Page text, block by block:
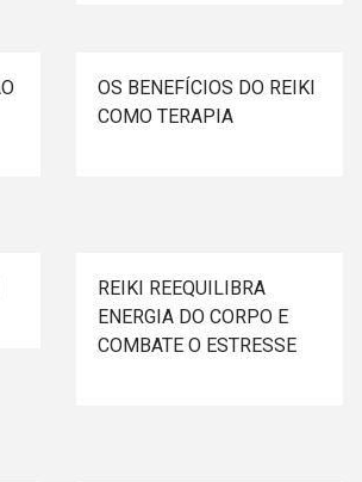
OS BENEFÍCIOS DO REIKI
COMO TERAPIA
REIKI REEQUILIBRA
ENERGIA DO CORPO E
COMBATE O ESTRESSE